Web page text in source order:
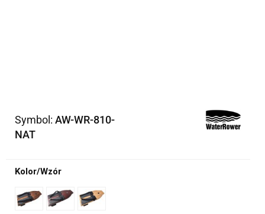
Symbol: AW-WR-810-
NAT
Kolor/Wzór